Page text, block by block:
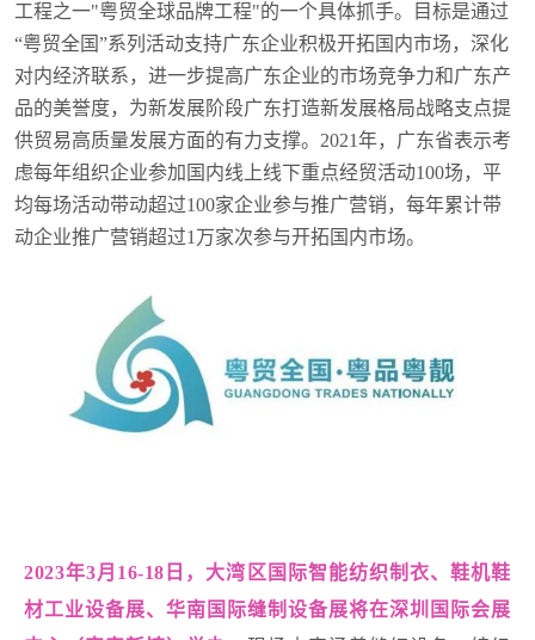
工程之一"粤贸全球品牌工程"的一个具体抓手。目标是通过
“粤贸全国”系列活动支持广东企业积极开拓国内市场，深化
对内经济联系，进一步提高广东企业的市场竞争力和广东产
品的美誉度，为新发展阶段广东打造新发展格局战略支点提
供贸易高质量发展方面的有力支撑。2021年，广东省表示考
虑每年组织企业参加国内线上线下重点经贸活动100场，平
均每场活动带动超过100家企业参与推广营销，每年累计带
动企业推广营销超过1万家次参与开拓国内市场。
2023年3月16-18日，大湾区国际智能纺织制衣、鞋机鞋
材工业设备展、华南国际缝制设备展将在深圳国际会展